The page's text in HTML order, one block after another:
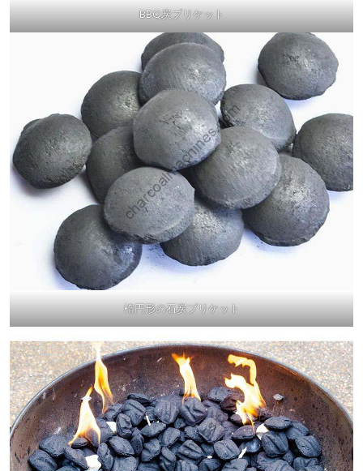
BBQ炭ブリケット
楕円形の石炭ブリケット